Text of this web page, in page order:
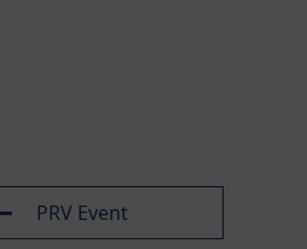
PRV Event